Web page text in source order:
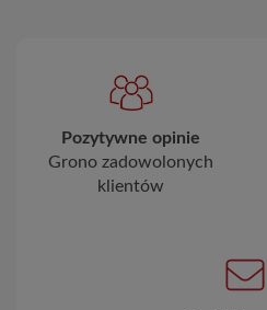
Pozytywne opinie
Grono zadowolonych
klientów